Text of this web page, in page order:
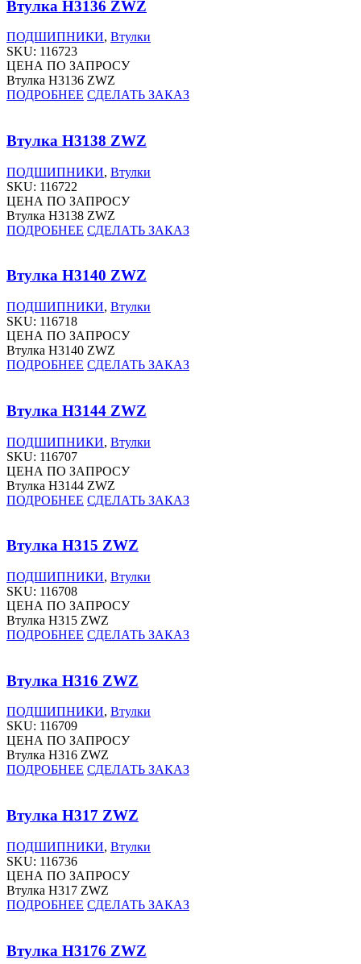
Втулка H3136 ZWZ
ПОДШИПНИКИ, Втулки
SKU: 116723
ЦЕНА ПО ЗАПРОСУ
Втулка H3136 ZWZ
ПОДРОБНЕЕ СДЕЛАТЬ ЗАКАЗ
Втулка H3138 ZWZ
ПОДШИПНИКИ, Втулки
SKU: 116722
ЦЕНА ПО ЗАПРОСУ
Втулка H3138 ZWZ
ПОДРОБНЕЕ СДЕЛАТЬ ЗАКАЗ
Втулка H3140 ZWZ
ПОДШИПНИКИ, Втулки
SKU: 116718
ЦЕНА ПО ЗАПРОСУ
Втулка H3140 ZWZ
ПОДРОБНЕЕ СДЕЛАТЬ ЗАКАЗ
Втулка H3144 ZWZ
ПОДШИПНИКИ, Втулки
SKU: 116707
ЦЕНА ПО ЗАПРОСУ
Втулка H3144 ZWZ
ПОДРОБНЕЕ СДЕЛАТЬ ЗАКАЗ
Втулка H315 ZWZ
ПОДШИПНИКИ, Втулки
SKU: 116708
ЦЕНА ПО ЗАПРОСУ
Втулка H315 ZWZ
ПОДРОБНЕЕ СДЕЛАТЬ ЗАКАЗ
Втулка H316 ZWZ
ПОДШИПНИКИ, Втулки
SKU: 116709
ЦЕНА ПО ЗАПРОСУ
Втулка H316 ZWZ
ПОДРОБНЕЕ СДЕЛАТЬ ЗАКАЗ
Втулка H317 ZWZ
ПОДШИПНИКИ, Втулки
SKU: 116736
ЦЕНА ПО ЗАПРОСУ
Втулка H317 ZWZ
ПОДРОБНЕЕ СДЕЛАТЬ ЗАКАЗ
Втулка H3176 ZWZ